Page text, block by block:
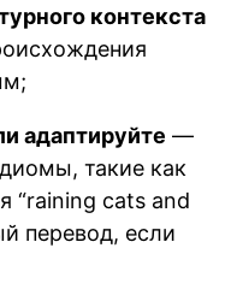
контекста
адаптируйте —
такие как
“raining cats and
перевод, если